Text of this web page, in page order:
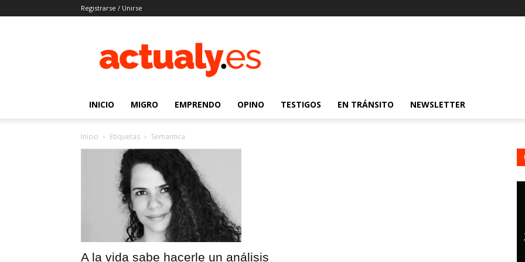
Registrarse / Unirse
|
Noticias
venezolanos
INICIO MIGRO EMPRENDO OPINO TESTIGOS EN TRÁNSITO NEWSLETTER
Inicio Etiquetas Semantica
A la vida sabe hacerle un análisis